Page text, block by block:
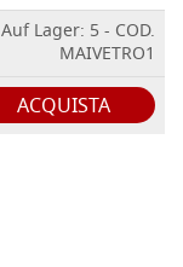
Auf Lager: 5 - COD.
MAIVETRO1
ACQUISTA